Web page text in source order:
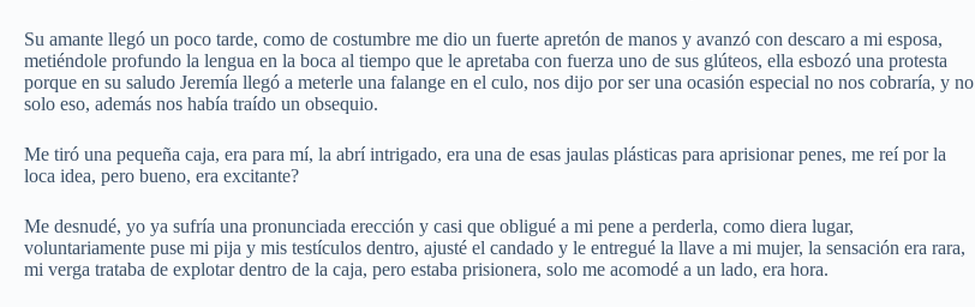
Su amante llegó un poco tarde, como de costumbre me dio un fuerte apretón de manos y avanzó con descaro a mi esposa,
metiéndole profundo la lengua en la boca al tiempo que le apretaba con fuerza uno de sus glúteos, ella esbozó una protesta
porque en su saludo Jeremía llegó a meterle una falange en el culo, nos dijo por ser una ocasión especial no nos cobraría, y no
solo eso, además nos había traído un obsequio.
Me tiró una pequeña caja, era para mí, la abrí intrigado, era una de esas jaulas plásticas para aprisionar penes, me reí por la
loca idea, pero bueno, era excitante?
Me desnudé, yo ya sufría una pronunciada erección y casi que obligué a mi pene a perderla, como diera lugar,
voluntariamente puse mi pija y mis testículos dentro, ajusté el candado y le entregué la llave a mi mujer, la sensación era rara,
mi verga trataba de explotar dentro de la caja, pero estaba prisionera, solo me acomodé a un lado, era hora.